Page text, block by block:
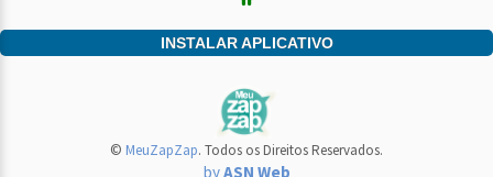
INSTALAR APLICATIVO
© MeuZapZap. Todos os Direitos Reservados.
byASN Web